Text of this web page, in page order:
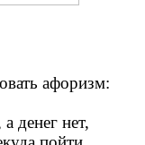
афоризм:
денег нет,